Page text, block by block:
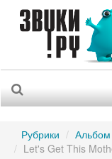
Рубрики
Let's Get This